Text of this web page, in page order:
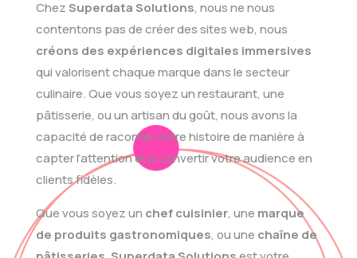
ChezSuperdata Solutions, nous ne nous
contentons pas de créer des sites web, nous
créons des expériences digitales immersives
qui valorisent chaque marque dans le secteur
culinaire. Que vous soyez un restaurant, une
pâtisserie, ou un artisan du goût, nous avons la
capacité de raconter votre histoire de manière à
capter l’attention et à convertir votre audience en
clients fidèles.
Que vous soyez un chef cuisinier, une marque
de produits gastronomiques, ou une chaîne de